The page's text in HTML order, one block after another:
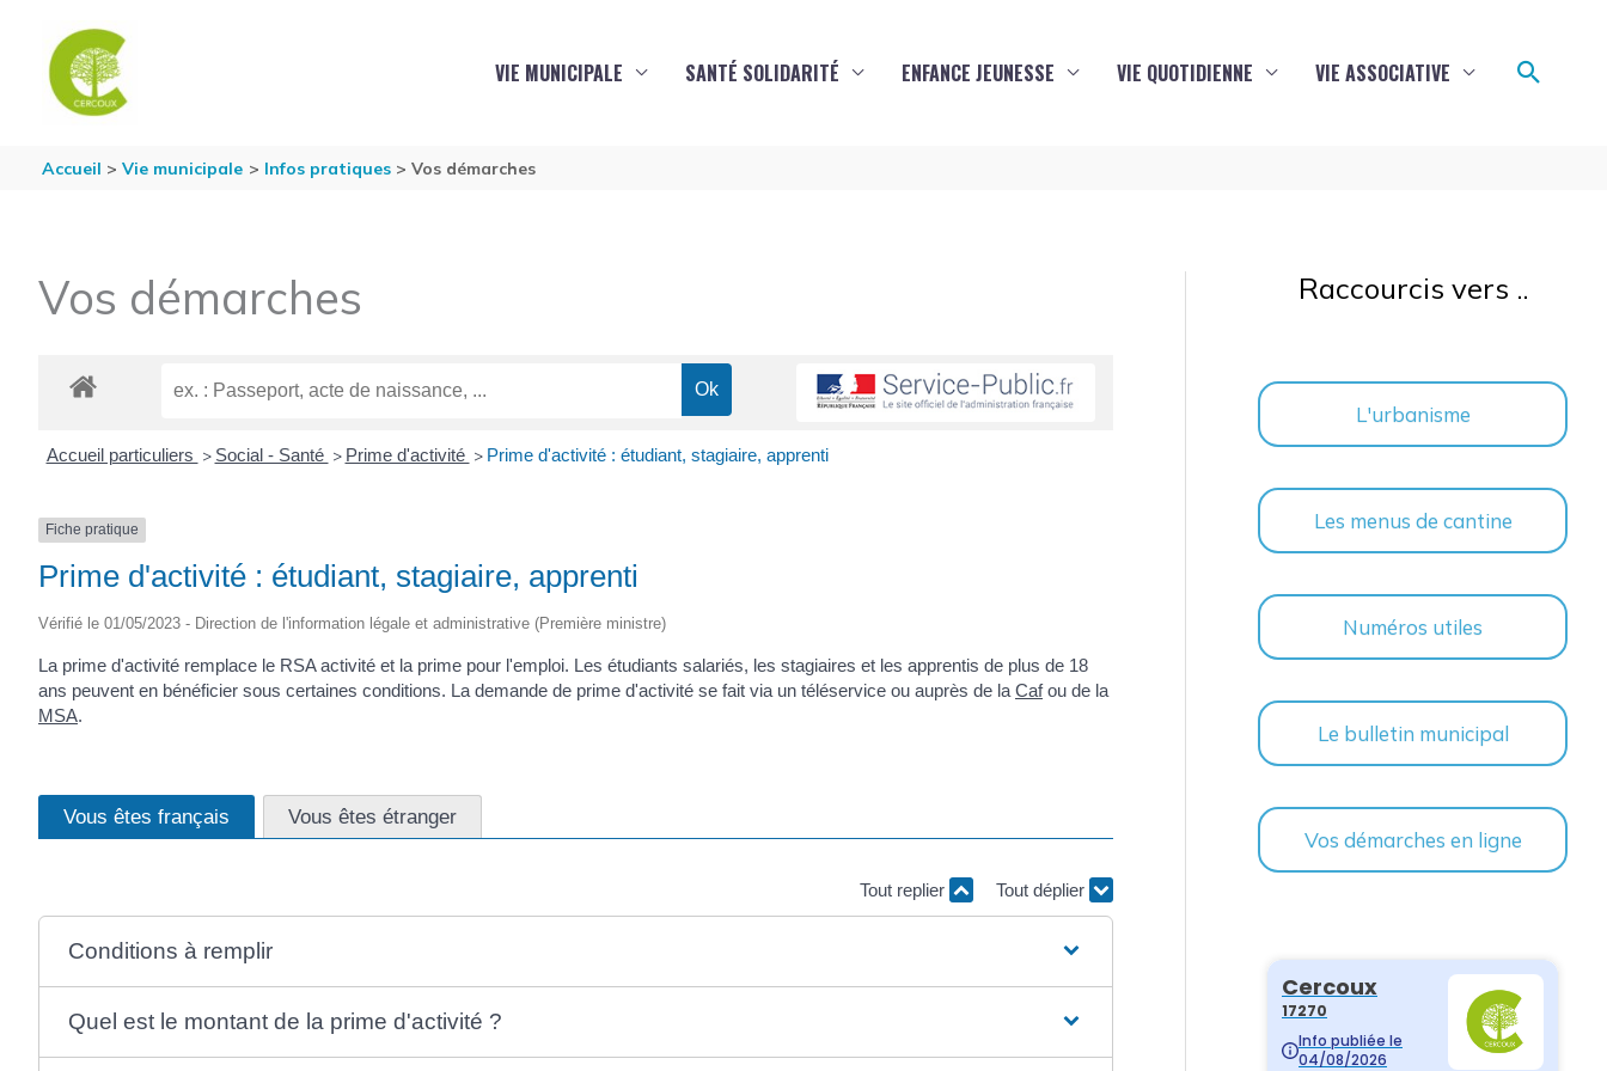
VIE MUNICIPALE SANTÉ SOLIDARITÉ ENFANCE JEUNESSE VIE QUOTIDIENNE VIE ASSOCIATIVE
Accueil Vie municipale Infos pratiques Vos démarches
Vos démarches
Accueil particuliers > Social - Santé > Prime d'activité > Prime d'activité : étudiant, stagiaire, apprenti
Fiche pratique
Prime d'activité : étudiant, stagiaire, apprenti
Vérifié le 01/05/2023 - Direction de l'information légale et administrative (Première ministre)
La prime d'activité remplace le RSA activité et la prime pour l'emploi. Les étudiants salariés, les stagiaires et les apprentis de plus de 18
ans peuvent en bénéficier sous certaines conditions. La demande de prime d'activité se fait via un téléservice ou auprès de la Cafou de la
MSA.
Vous êtes français Vous êtes étranger
Tout replier Tout déplier
Conditions à remplir
Quel est le montant de la prime d'activité ?
Raccourcis vers ..
L'urbanisme
Les menus de cantine
Numéros utiles
Le bulletin municipal
Vos démarches en ligne